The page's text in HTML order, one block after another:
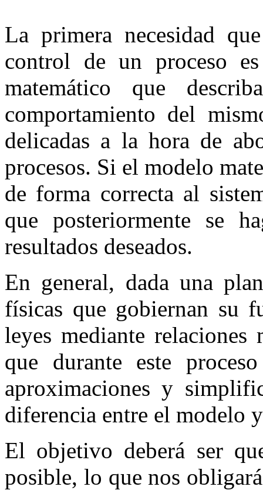
La primera necesidad
control de un proceso
matemático que
comportamiento del
delicadas a la hora de
procesos. Si el modelo
de forma correcta al
que posteriormente se
resultados deseados.
En general, dada una
físicas que gobiernan su
leyes mediante relaciones
que durante este
aproximaciones y
diferencia entre el modelo
El objetivo deberá ser
posible, lo que nos